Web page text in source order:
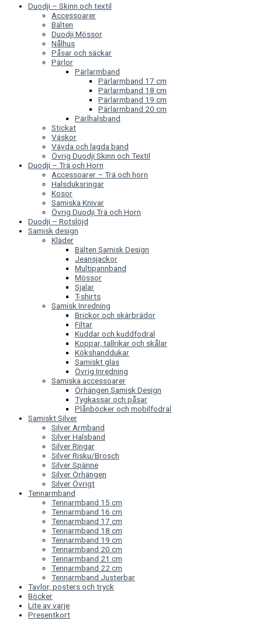
Duodji – Skinn och textil
Accessoarer
Bälten
Duodji Mössor
Nålhus
Påsar och säckar
Pärlor
Pärlarmband
Pärlarmband 17 cm
Pärlarmband 18 cm
Pärlarmband 19 cm
Pärlarmband 20 cm
Pärlhalsband
Stickat
Väskor
Vävda och lagda band
Övrig Duodji Skinn och Textil
Duodji – Trä och Horn
Accessoarer – Trä och horn
Halsduksringar
Kosor
Samiska Knivar
Övrig Duodji Trä och Horn
Duodji – Rotslöjd
Samisk design
Kläder
Bälten Samisk Design
Jeansjackor
Multipannband
Mössor
Sjalar
T-shirts
Samisk Inredning
Brickor och skärbrädor
Filtar
Kuddar och kuddfodral
Koppar, tallrikar och skålar
Kökshanddukar
Samiskt glas
Övrig Inredning
Samiska accessoarer
Örhängen Samisk Design
Tygkassar och påsar
Plånböcker och mobilfodral
Samiskt Silver
Silver Armband
Silver Halsband
Silver Ringar
Silver Risku/Brosch
Silver Spänne
Silver Örhängen
Silver Övrigt
Tennarmband
Tennarmband 15 cm
Tennarmband 16 cm
Tennarmband 17 cm
Tennarmband 18 cm
Tennarmband 19 cm
Tennarmband 20 cm
Tennarmband 21 cm
Tennarmband 22 cm
Tennarmband Justerbar
Tavlor, posters och tryck
Böcker
Lite av varje
Presentkort